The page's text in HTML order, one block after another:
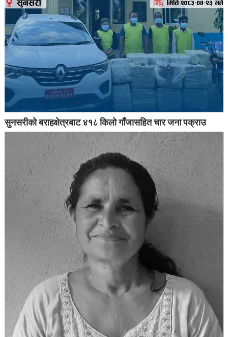
सुनसरीको बराहक्षेत्रबाट ४१८ किलो गाँजासहित चार जना पक्राउ